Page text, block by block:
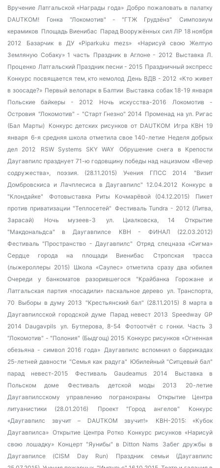
Вручение Латгальской «Награды года» Добро пожаловать в палатку
DAUTKOM!
Гонка "Локомотив" - "ГТЖ Грудзёнз"
Симпозиум
керамиков Площадь Виенибас Парад Вооружённых сил ЛР 18 ноября
2012
Базарчик в ДУ «Piparkuku mezs»
«Нарисуй свою Желтую
Земляную Собаку» 1 часть Праздник в Аглоне - 2012 Выставка Л.
Проценко Латгальский Праздник песни - 2015 Праздничный экспресс
Конкурс посвящается тем, кто немолод День ВДВ - 2012 «Кто живет
в зоосаде?» Первый велопарк в Балтии Выставка собак 18-19 января
Польские байкеры - 2012
Ночь искусства-2016
Локомотив -
Островия "Локомотив" - "Старт Гнезно" 2014 Променад на ул. Ригас
(Бал Марты)
Конкурс детских рисунков от DAUTKOM Игра КВН 19
января 6-я средняя школа отметила свое 140-летие Неделя добрых
дел 2012
RSW Systems SKY WAY
Обрушение снега в Крепости
Даугавпилс празднует 71-ю годовщину победы над нацизмом «Вечер
содружества», поэзия. (28.11.2015) Учения ГПСС 2014
"Визит
Домбровскиса и Лачплесиса в Даугавпилс" 12.04.2012
Конкурс в
"Клондайке"
Фотовыставка Риты Кочмарёвой (04.12.2015)
Пикет
против приватизации "Теплосетей" Фестиваль Tundra - 2012 (Литва,
Зарасай)
Ночь музеев-3 ул. Циалковска, 14
Открытие
"Макдональдса" в Даугавпилсе
КВН - ФИНАЛ (22.03.2012)
Фестиваль "Пространство - Даугавпилс"
Отряд спецназа «Сигма»
Сердце города на площади Виенибас
Стропская трасса
(лыжероллеры 2015)
Школа «Саулес» отметила сразу два юбилея
Очереди у банкоматов разорившегося "Крайбанка
Горожане и
Латгальская партия «посадили» пасхальное дерево ул. Транспорта,
70 Выборы в думу 2013 "Крестьянский бал" (28.11.2015) 8 марта в
Даугавпилсской городской думе
Парад невест 2013
Speedway GP
2014 Daugavpils ул. Бутлерова, 8-54
Фотоотчёт с гонки. Часть 3
"Локомотив" - "Полония" (Быдгощ) 2015 Конкурс рисунков «Огненная
обезьяна - символ 2016 года» Даугавпилс вспомнил о баррикадах
25-летней давности "Семья как радуга" Юбилейный "Ситцевый бал"
парад невест-2015
Фестиваль Gaudeamus 2014
Выставка в
Польском доме
Фестиваль детской моды 2013
20-летие
Даугавпилсскому управлению погранохраны
Открытие Центра
литуанистики (28.01.2016)
Проект "Город ангелов"
Конкурс
«Даугавпилс звучит – DAUTKOM звучит!»
КВН-2015: «Кубок
Даугавпилса» Открытие Центра Ротко Конкурс рисунков «Нарисуй
свою лошадку»
Концерт "Яунибы" в Ditton Nams
Забег дружбы в
Даугавпилсе (CISM Day Run)
Праздник семьи (Даугавпилс